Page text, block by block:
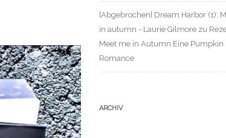
[Abgebrochen] Dream Harbor (1):
in autumn - Laurie Gilmore zu
Meet me in Autumn Eine Pumpkin
Romance
ARCHIV